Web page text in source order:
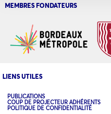
MEMBRES FONDATEURS
LIENS UTILES
PUBLICATIONS
COUP DE PROJECTEUR ADHÉRENTS
POLITIQUE DE CONFIDENTIALITÉ